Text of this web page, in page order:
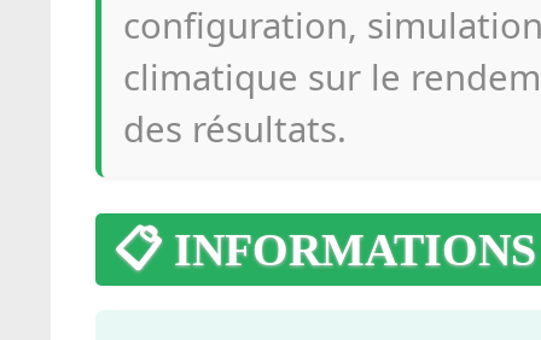
configuration,
climatique sur le
des résultats.
📋